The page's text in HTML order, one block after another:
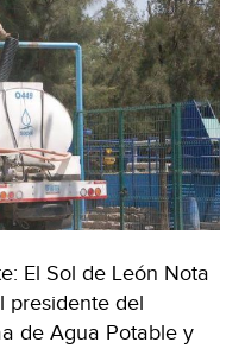
El Sol de León Nota
presidente del
de Agua Potable y